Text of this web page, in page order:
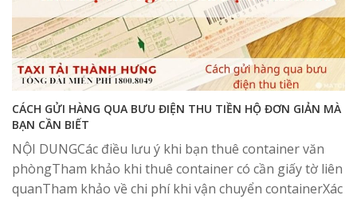
CÁCH GỬI HÀNG QUA BƯU ĐIỆN THU TIỀN HỘ ĐƠN GIẢN MÀ
BẠN CẦN BIẾT
NỘI DUNGCác điều lưu ý khi bạn thuê container văn
phòngTham khảo khi thuê container có cần giấy tờ liên
quanTham khảo về chi phí khi vận chuyển containerXác